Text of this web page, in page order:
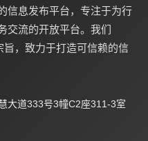
信息发布平台，专注于为行
交流的开放平台。我们
，致力于打造可信赖的信
大道333号3幢C2座311-3室